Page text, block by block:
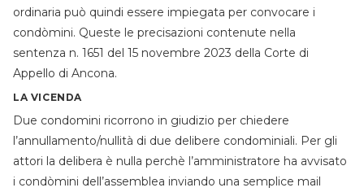
ordinaria può quindi essere impiegata per convocare i
condòmini. Queste le precisazioni contenute nella
sentenza n. 1651 del 15 novembre 2023 della Corte di
Appello di Ancona.
LA VICENDA
Due condomini ricorrono in giudizio per chiedere
l’annullamento/nullità di due delibere condominiali. Per gli
attori la delibera è nulla perchè l’amministratore ha avvisato
i condòmini dell’assemblea inviando una semplice mail